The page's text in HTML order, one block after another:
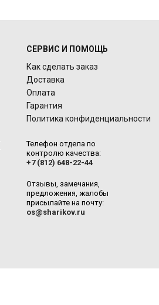
СЕРВИС И ПОМОЩЬ
Как сделать заказ
Доставка
Оплата
Гарантия
Политика конфиденциальности
Телефон отдела по
контролю качества:
+7 (812) 648-22-44
Отзывы, замечания,
предложения, жалобы
присылайте на почту:
os@sharikov.ru